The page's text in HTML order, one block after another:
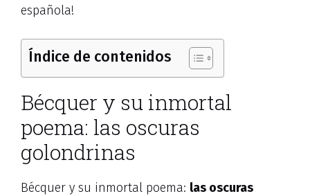
española!
Índice de contenidos
Bécquer y su inmortal
poema: las oscuras
golondrinas
Bécquer y su inmortal poema: las oscuras